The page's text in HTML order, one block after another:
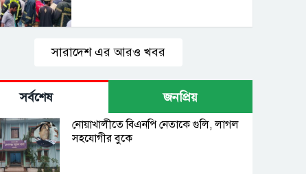
সারাদেশ এর আরও খবর
সর্বশেষ জনপ্রিয়
নোয়াখালীতে বিএনপি নেতাকে গুলি, লাগল
সহযোগীর বুকে